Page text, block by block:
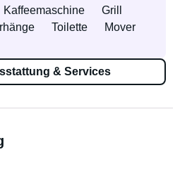
Kaffeemaschine
Grill
Toilette Mover
& Services